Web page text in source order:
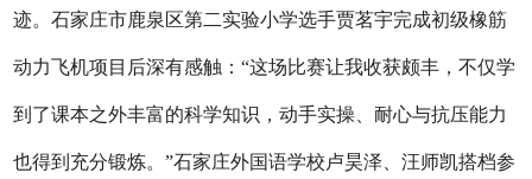
迹。石家庄市鹿泉区第二实验小学选手贾茗宇完成初级橡筋
动力飞机项目后深有感触：“这场比赛让我收获颇丰，不仅学
到了课本之外丰富的科学知识，动手实操、耐心与抗压能力
也得到充分锻炼。”石家庄外国语学校卢昊泽、汪师凯搭档参